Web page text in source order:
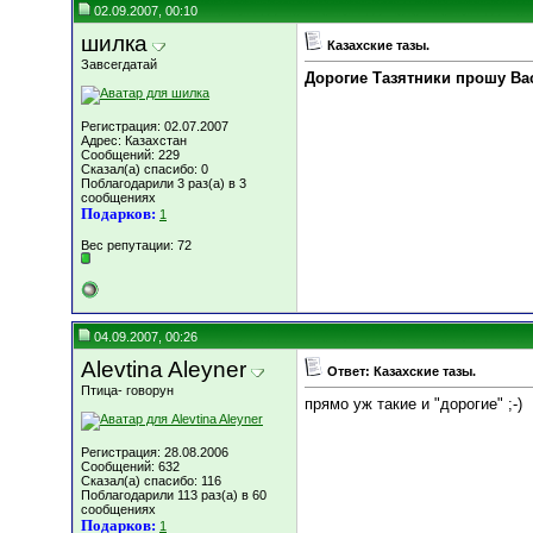
02.09.2007, 00:10
шилка
Завсегдатай
Регистрация: 02.07.2007
Адрес: Казахстан
Сообщений: 229
Сказал(а) спасибо: 0
Поблагодарили 3 раз(а) в 3
сообщениях
Подарков: 1
Вес репутации: 72
Казахские тазы.
Дорогие Тазятники прошу
04.09.2007, 00:26
Alevtina Aleyner
Птица- говорун
Регистрация: 28.08.2006
Сообщений: 632
Сказал(а) спасибо: 116
Поблагодарили 113 раз(а) в 60
сообщениях
Подарков: 1
Ответ: Казахские тазы.
прямо уж такие и "дорогие" ;-)